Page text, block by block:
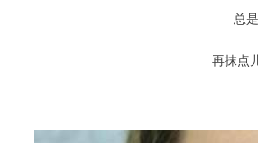
总
再抹点